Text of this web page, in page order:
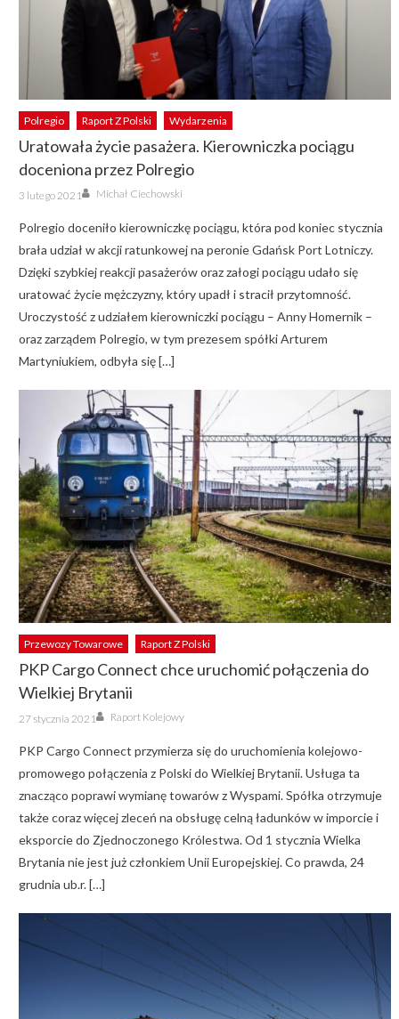
Polregio Raport Z Polski Wydarzenia
Uratowała życie pasażera. Kierowniczka pociągu
doceniona przez Polregio
Posted
on
3 lutego 2021 Author
Michał Ciechowski
Polregio doceniło kierowniczkę pociągu, która pod koniec stycznia
brała udział w akcji ratunkowej na peronie Gdańsk Port Lotniczy.
Dzięki szybkiej reakcji pasażerów oraz załogi pociągu udało się
uratować życie mężczyzny, który upadł i stracił przytomność.
Uroczystość z udziałem kierowniczki pociągu – Anny Homernik –
oraz zarządem Polregio, w tym prezesem spółki Arturem
Martyniukiem, odbyła się […]
Przewozy Towarowe Raport Z Polski
PKP Cargo Connect chce uruchomić połączenia do
Wielkiej Brytanii
Posted
on
27 stycznia 2021 Author
Raport Kolejowy
PKP Cargo Connect przymierza się do uruchomienia kolejowo-
promowego połączenia z Polski do Wielkiej Brytanii. Usługa ta
znacząco poprawi wymianę towarów z Wyspami. Spółka otrzymuje
także coraz więcej zleceń na obsługę celną ładunków w imporcie i
eksporcie do Zjednoczonego Królestwa. Od 1 stycznia Wielka
Brytania nie jest już członkiem Unii Europejskiej. Co prawda, 24
grudnia ub.r. […]